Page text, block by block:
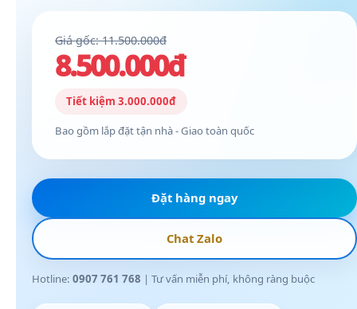
Giá gốc: 11.500.000đ
8.500.000đ
Tiết kiệm 3.000.000đ
Bao gồm lắp đặt tận nhà - Giao toàn quốc
Đặt hàng ngay
Chat Zalo
Hotline: 0907 761 768 | Tư vấn miễn phí, không ràng buộc